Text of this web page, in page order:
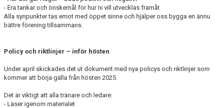
- Era tankar och önskemål för hur ni vill utvecklas framåt
Alla synpunkter tas emot med öppet sinne och hjälper oss bygga en ännu
bättre förening tillsammans.
Policy och riktlinjer – inför hösten
Under april skickades det ut dokument med nya policys och riktlinjer som
kommer att börja gälla från hösten 2025.
Det är viktigt att alla tränare och ledare:
- Läser igenom materialet